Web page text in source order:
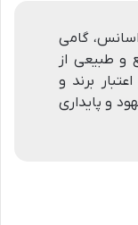
گامی
و طبیعی از
برند و
و پایداری